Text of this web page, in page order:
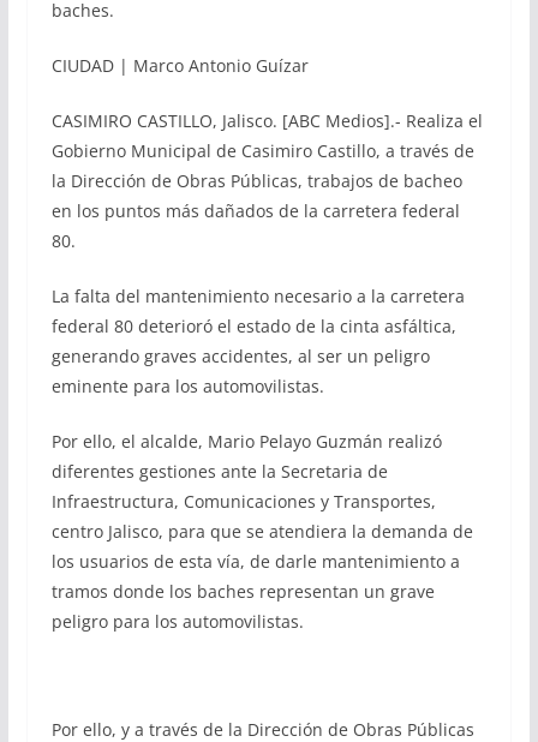
baches.
CIUDAD | Marco Antonio Guízar
CASIMIRO CASTILLO, Jalisco. [ABC Medios].- Realiza el
Gobierno Municipal de Casimiro Castillo, a través de
la Dirección de Obras Públicas, trabajos de bacheo
en los puntos más dañados de la carretera federal
80.
La falta del mantenimiento necesario a la carretera
federal 80 deterioró el estado de la cinta asfáltica,
generando graves accidentes, al ser un peligro
eminente para los automovilistas.
Por ello, el alcalde, Mario Pelayo Guzmán realizó
diferentes gestiones ante la Secretaria de
Infraestructura, Comunicaciones y Transportes,
centro Jalisco, para que se atendiera la demanda de
los usuarios de esta vía, de darle mantenimiento a
tramos donde los baches representan un grave
peligro para los automovilistas.
Por ello, y a través de la Dirección de Obras Públicas